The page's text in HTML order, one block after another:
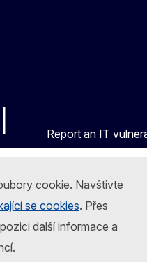
cookie. Navštivte
se cookies. Přes
další informace a
Report an IT